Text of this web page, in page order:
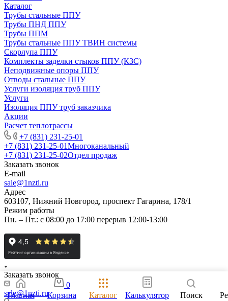
Каталог
Трубы стальные ППУ
Трубы ПНД ППУ
Трубы ППМ
Трубы стальные ППУ ТВИН системы
Скорлупа ППУ
Комплекты заделки стыков ППУ (КЗС)
Неподвижные опоры ППУ
Отводы стальные ППУ
Услуги изоляция труб ППУ
Услуги
Изоляция ППУ труб заказчика
Акции
Расчет теплотрассы
+7 (831) 231-25-01
+7 (831) 231-25-01Многоканальный
+7 (831) 231-25-02Отдел продаж
Заказать звонок
E-mail
sale@1nzti.ru
Адрес
603107, Нижний Новгород, проспект Гагарина, 178/1
Режим работы
Пн. – Пт.: с 08:00 до 17:00 перерыв 12:00-13:00
Заказать звонок
sale@1nzti.ru
Главная
0
Корзина
Каталог Калькулятор Поиск